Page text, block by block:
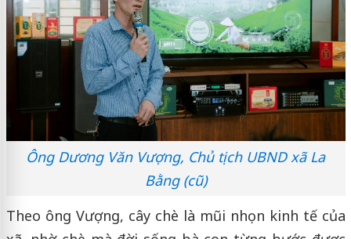
Ông Dương Văn Vượng, Chủ tịch UBND xã La
Bằng (cũ)
Theo ông Vượng, cây chè là mũi nhọn kinh tế của